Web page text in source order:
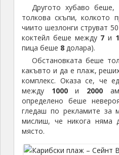
Другото хубаво
толкова скъпи, колкото
чиито шезлонги струват
коктейл беше между 7 и
пица беше 8долара).
Обстановката беше
какъвто и да е плаж,
комплекс. Оказа се, че
между1000и 2000
определено беше
гледаш по рекламите за
мислиш, че никога няма
място.